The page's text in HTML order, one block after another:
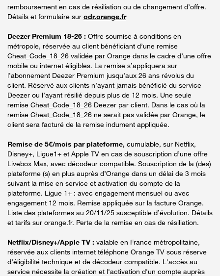
remboursement en cas de résiliation ou de changement d’offre.
Détails et formulaire sur odr.orange.fr
Deezer Premium 18-26 : Offre soumise à conditions en
métropole, réservée au client bénéficiant d’une remise
Cheat_Code_18_26 validée par Orange dans le cadre d’une offre
mobile ou internet éligibles. La remise s’appliquera sur
l’abonnement Deezer Premium jusqu’aux 26 ans révolus du
client. Réservé aux clients n’ayant jamais bénéficié du service
Deezer ou l’ayant résilié depuis plus de 12 mois. Une seule
remise Cheat_Code_18_26 Deezer par client. Dans le cas où la
remise Cheat_Code_18_26 ne serait pas validée par Orange, le
client sera facturé de la remise indument appliquée.
Remise de 5€/mois par plateforme, cumulable, sur Netflix,
Disney+, Ligue1+ et Apple TV en cas de souscription d’une offre
Livebox Max, avec décodeur compatible. Souscription de la (des)
plateforme (s) en plus auprès d’Orange dans un délai de 3 mois
suivant la mise en service et activation du compte de la
plateforme. Ligue 1+ : avec engagement mensuel ou avec
engagement 12 mois. Remise appliquée sur la facture Orange.
Liste des plateformes au 20/11/25 susceptible d’évolution. Détails
et tarifs sur orange.fr. Perte de la remise en cas de résiliation.
Netflix/Disney+/Apple TV : valable en France métropolitaine,
réservée aux clients internet téléphone Orange TV sous réserve
d’éligibilité technique et de décodeur compatible. L'accès au
service nécessite la création et l'activation d'un compte auprès